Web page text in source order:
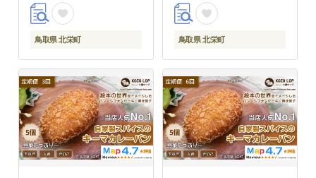
鳥取県 北栄町 鳥取県 北栄町